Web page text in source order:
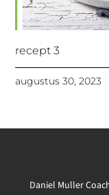
recept 3
augustus 30, 2023
Daniel Muller